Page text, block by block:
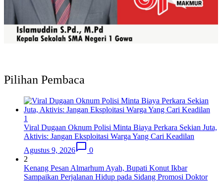
Pilihan Pembaca
1
Viral Dugaan Oknum Polisi Minta Biaya Perkara Sekian Juta,
Aktivis: Jangan Eksploitasi Warga Yang Cari Keadilan
Agustus 9, 2026
0
2
Kenang Pesan Almarhum Ayah, Bupati Konut Ikbar
Sampaikan Perjalanan Hidup pada Sidang Promosi Doktor